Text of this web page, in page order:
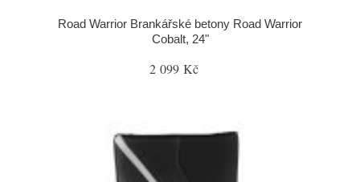
Road Warrior Brankářské betony Road Warrior
Cobalt, 24"
2 099 Kč